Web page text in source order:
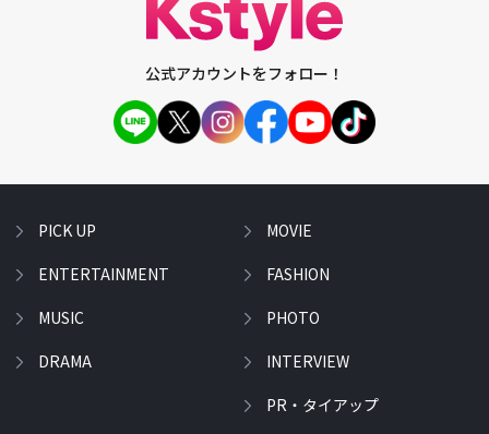
公式アカウントをフォロー！
PICK UP
ENTERTAINMENT
MUSIC
DRAMA
MOVIE
FASHION
PHOTO
INTERVIEW
PR・タイアップ